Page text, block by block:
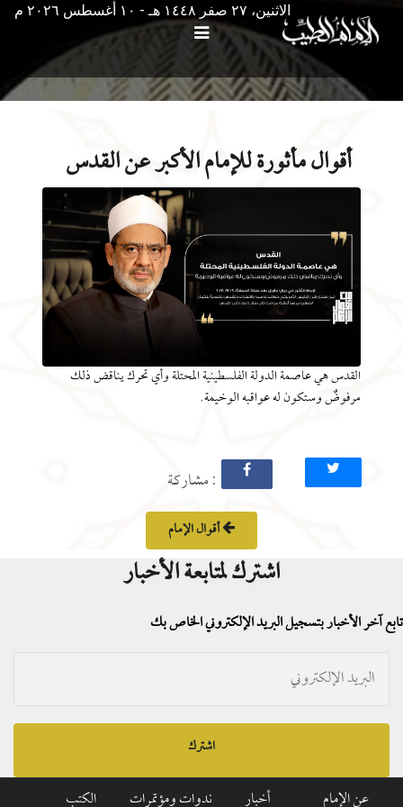
الاثنين، ٢٧ صفر ١٤٤٨ هـ - ۱۰ أغسطس ۲۰۲٦ م
أقوال مأثورة للإمام الأكبر عن القدس
القدس هي عاصمة الدولة الفلسطينية المحتلة وأي تحرك يناقض ذلك
مرفوضٌ وستكون له عواقبه الوخيمة.
: مشاركة
أقوال الإمام
اشترك لمتابعة الأخبار
تابع آخر الأخبار بتسجيل البريد الإلكتروني الخاص بك
اشترك
عن الإمام أخبار ندوات ومؤتمرات الكتب